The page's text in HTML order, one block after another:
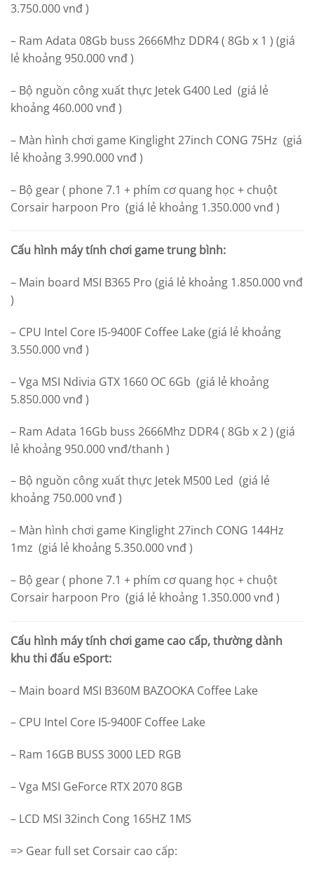
3.750.000 vnđ )
– Ram Adata 08Gb buss 2666Mhz DDR4 ( 8Gb x 1 ) (giá
lẻ khoảng 950.000 vnđ )
– Bộ nguồn công xuất thực Jetek G400 Led (giá lẻ
khoảng 460.000 vnđ )
– Màn hình chơi game Kinglight 27inch CONG 75Hz (giá
lẻ khoảng 3.990.000 vnđ )
– Bộ gear ( phone 7.1 + phím cơ quang học + chuột
Corsair harpoon Pro (giá lẻ khoảng 1.350.000 vnđ )
Cấu hình máy tính chơi game trung bình:
– Main board MSI B365 Pro (giá lẻ khoảng 1.850.000 vnđ
)
– CPU Intel Core I5-9400F Coffee Lake (giá lẻ khoảng
3.550.000 vnđ )
– Vga MSI Ndivia GTX 1660 OC 6Gb (giá lẻ khoảng
5.850.000 vnđ )
– Ram Adata 16Gb buss 2666Mhz DDR4 ( 8Gb x 2 ) (giá
lẻ khoảng 950.000 vnđ/thanh )
– Bộ nguồn công xuất thực Jetek M500 Led (giá lẻ
khoảng 750.000 vnđ )
– Màn hình chơi game Kinglight 27inch CONG 144Hz
1mz (giá lẻ khoảng 5.350.000 vnđ )
– Bộ gear ( phone 7.1 + phím cơ quang học + chuột
Corsair harpoon Pro (giá lẻ khoảng 1.350.000 vnđ )
Cấu hình máy tính chơi game cao cấp, thường dành
khu thi đấu eSport:
– Main board MSI B360M BAZOOKA Coffee Lake
– CPU Intel Core I5-9400F Coffee Lake
– Ram 16GB BUSS 3000 LED RGB
– Vga MSI GeForce RTX 2070 8GB
– LCD MSI 32inch Cong 165HZ 1MS
=> Gear full set Corsair cao cấp: